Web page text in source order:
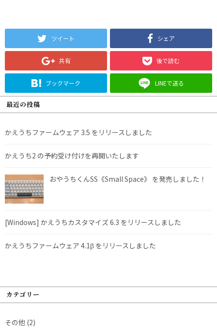
ツイート シェア
共有 後で読む
ブックマーク LINEで送る
最近の投稿
かえうちファームウェア 3.5 をリリースしました
かえうち2 の予約受け付けを再開いたします
おやうちくんSS《Small Space》 を発売しました！
[Windows] かえうちカスタマイズ 6.3 をリリースしました
かえうちファームウェア 4.1β をリリースしました
カテゴリー
その他 (2)